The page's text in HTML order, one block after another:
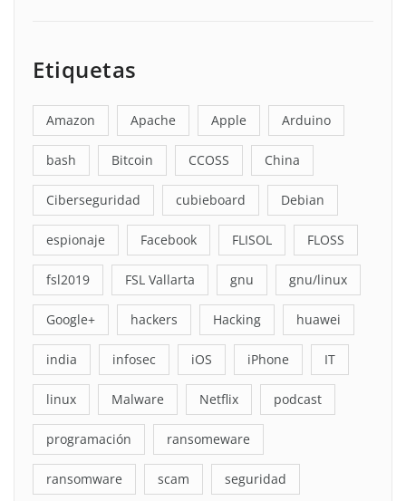
Etiquetas
Amazon Apache Apple Arduino
bash Bitcoin CCOSS China
Ciberseguridad cubieboard Debian
espionaje Facebook FLISOL FLOSS
fsl2019 FSL Vallarta gnu gnu/linux
Google+ hackers Hacking huawei
india infosec iOS iPhone IT
linux Malware Netflix podcast
programación ransomeware
ransomware scam seguridad